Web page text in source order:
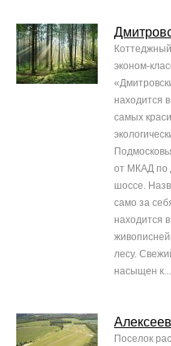
эконом-
находится
самых
от МКАД по
шоссе.
само за
находится в
лесу.
насыщен к...
Поселок